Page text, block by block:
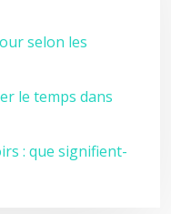
selon les
le temps dans
: que signifient-